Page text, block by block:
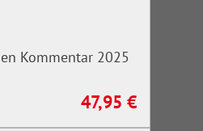
Kommentar 2025
Regulärer Preis:
47,95 €